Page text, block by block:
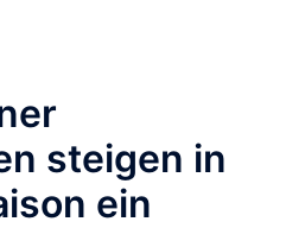
steigen in
ein